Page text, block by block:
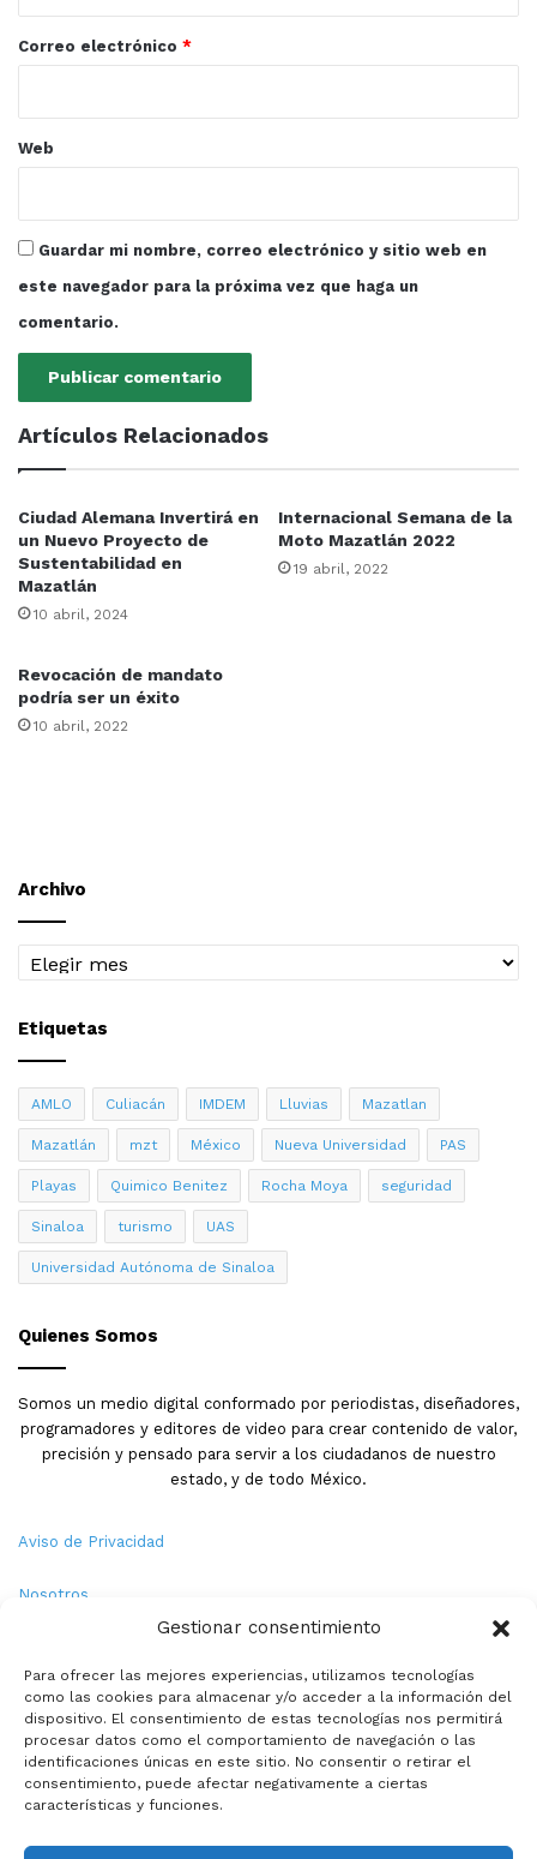
Gestionar consentimiento
Para ofrecer las mejores experiencias, utilizamos tecnologías
como las cookies para almacenar y/o acceder a la información del
dispositivo. El consentimiento de estas tecnologías nos permitirá
procesar datos como el comportamiento de navegación o las
identificaciones únicas en este sitio. No consentir o retirar el
consentimiento, puede afectar negativamente a ciertas
características y funciones.
*
Correo electrónico *
Web
Guardar mi nombre, correo electrónico y sitio web en
este navegador para la próxima vez que haga un
comentario.
Artículos Relacionados
Ciudad Alemana Invertirá en
un Nuevo Proyecto de
Sustentabilidad en
Mazatlán
10 abril, 2024
Internacional Semana de la
Moto Mazatlán 2022
19 abril, 2022
Revocación de mandato
podría ser un éxito
10 abril, 2022
Archivo
Archivo
Etiquetas
AMLO Culiacán IMDEM Lluvias Mazatlan
Mazatlán mzt México Nueva Universidad PAS
Playas Quimico Benitez Rocha Moya seguridad
Sinaloa turismo UAS
Universidad Autónoma de Sinaloa
Quienes Somos
Somos un medio digital conformado por periodistas, diseñadores,
programadores y editores de video para crear contenido de valor,
precisión y pensado para servir a los ciudadanos de nuestro
estado, y de todo México.
Aviso de Privacidad
Nosotros
Política de Cookies
Contacto